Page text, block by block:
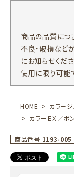
商品の品質につ
不良・破損など
にお知らせくだ
使用に限り可能
HOME カラー
カラーＥＸ／ボ
商品番号 1193-005